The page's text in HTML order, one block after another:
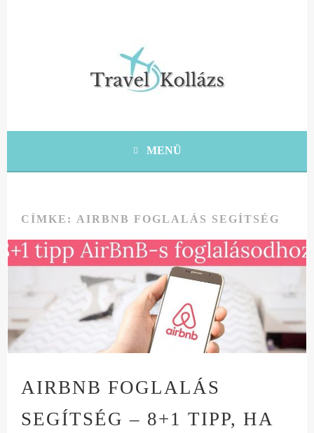
TRAVEL KOLLÁZS
MENÜ
CÍMKE: AIRBNB FOGLALÁS SEGÍTSÉG
AIRBNB FOGLALÁS
SEGÍTSÉG – 8+1 TIPP, HA